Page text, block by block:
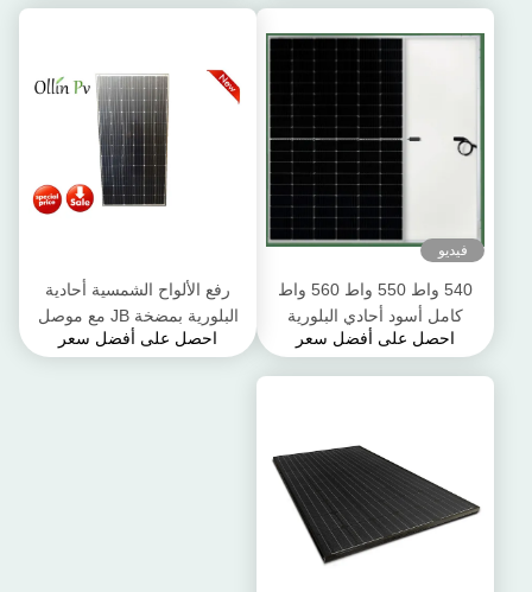
فيديو
540 واط 550 واط 560 واط
كامل أسود أحادي البلورية
للطاقة الشمسية الوحدة
احصل على أفضل سعر
رفع الألواح الشمسية أحادية
البلورية بمضخة JB مع موصل
سلكي 0.9 متر
احصل على أفضل سعر